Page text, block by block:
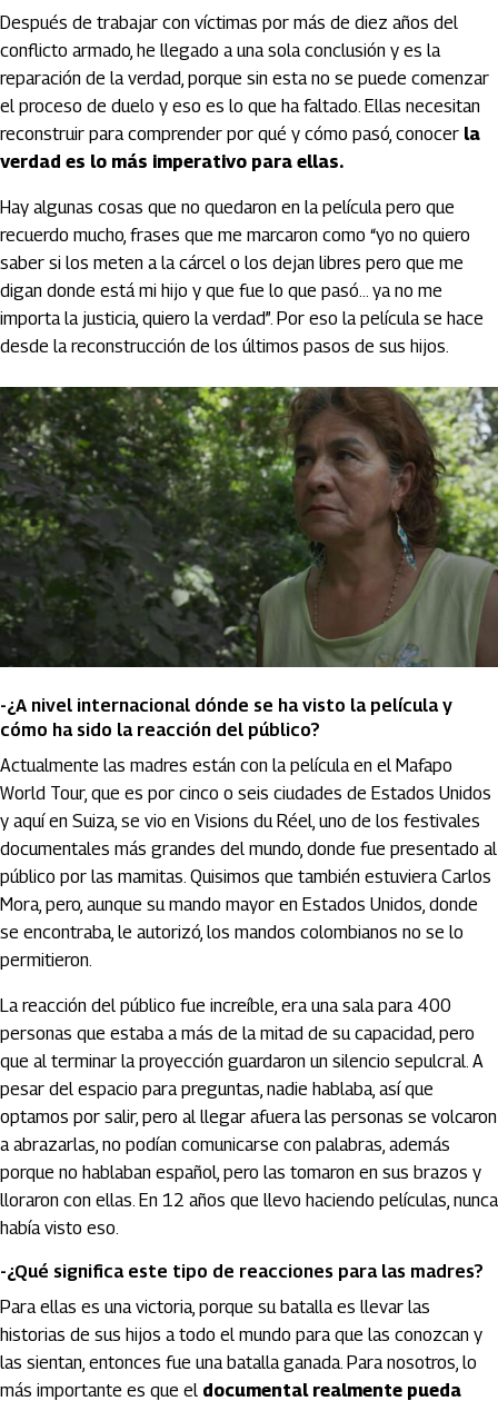
Después de trabajar con víctimas por más de diez años del
conflicto armado, he llegado a una sola conclusión y es la
reparación de la verdad, porque sin esta no se puede comenzar
el proceso de duelo y eso es lo que ha faltado. Ellas necesitan
reconstruir para comprender por qué y cómo pasó, conocer la
verdad es lo más imperativo para ellas.
Hay algunas cosas que no quedaron en la película pero que
recuerdo mucho, frases que me marcaron como “yo no quiero
saber si los meten a la cárcel o los dejan libres pero que me
digan donde está mi hijo y que fue lo que pasó… ya no me
importa la justicia, quiero la verdad”. Por eso la película se hace
desde la reconstrucción de los últimos pasos de sus hijos.
-¿A nivel internacional dónde se ha visto la película y
cómo ha sido la reacción del público?
Actualmente las madres están con la película en el Mafapo
World Tour, que es por cinco o seis ciudades de Estados Unidos
y aquí en Suiza, se vio en Visions du Réel, uno de los festivales
documentales más grandes del mundo, donde fue presentado al
público por las mamitas. Quisimos que también estuviera Carlos
Mora, pero, aunque su mando mayor en Estados Unidos, donde
se encontraba, le autorizó, los mandos colombianos no se lo
permitieron.
La reacción del público fue increíble, era una sala para 400
personas que estaba a más de la mitad de su capacidad, pero
que al terminar la proyección guardaron un silencio sepulcral. A
pesar del espacio para preguntas, nadie hablaba, así que
optamos por salir, pero al llegar afuera las personas se volcaron
a abrazarlas, no podían comunicarse con palabras, además
porque no hablaban español, pero las tomaron en sus brazos y
lloraron con ellas. En 12 años que llevo haciendo películas, nunca
había visto eso.
-¿Qué significa este tipo de reacciones para las madres?
Para ellas es una victoria, porque su batalla es llevar las
historias de sus hijos a todo el mundo para que las conozcan y
las sientan, entonces fue una batalla ganada. Para nosotros, lo
más importante es que el documental realmente pueda